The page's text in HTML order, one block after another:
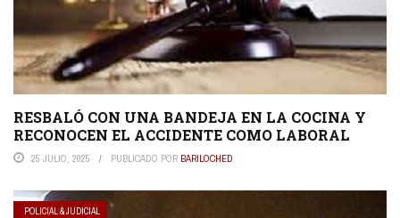
RESBALÓ CON UNA BANDEJA EN LA COCINA Y
RECONOCEN EL ACCIDENTE COMO LABORAL
25 JULIO, 2025 PUBLICADO POR BARILOCHED
POLICIAL & JUDICIAL